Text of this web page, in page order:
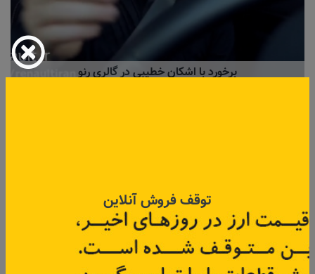
برخورد با اشکان خطیبی در گالری رنو
توقف فروش آنلاین